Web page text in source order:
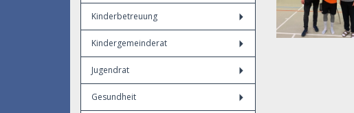
Kinderbetreuung
Kindergemeinderat
Jugendrat
Gesundheit